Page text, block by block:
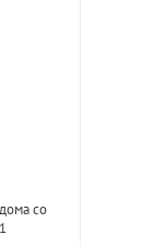
со